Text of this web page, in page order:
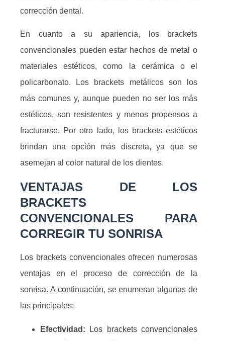
corrección dental.
En cuanto a su apariencia, los brackets
convencionales pueden estar hechos de metal o
materiales estéticos, como la cerámica o el
policarbonato. Los brackets metálicos son los
más comunes y, aunque pueden no ser los más
estéticos, son resistentes y menos propensos a
fracturarse. Por otro lado, los brackets estéticos
brindan una opción más discreta, ya que se
asemejan al color natural de los dientes.
VENTAJAS DE LOS
BRACKETS
CONVENCIONALES PARA
CORREGIR TU SONRISA
Los brackets convencionales ofrecen numerosas
ventajas en el proceso de corrección de la
sonrisa. A continuación, se enumeran algunas de
las principales:
Efectividad: Los brackets convencionales